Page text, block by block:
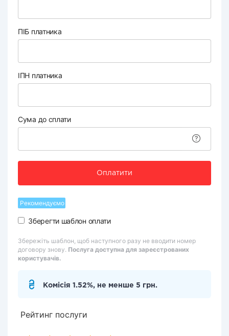
ПІБ платника
ІПН платника
Сума до сплати
Оплатити
Рекомендуємо
Зберегти шаблон оплати
Збережіть шаблон, щоб наступного разу не вводити номер
договору знову. Послуга доступна для зареєстрованих
користувачів.
Комісія 1.52%, не менше 5 грн.
Рейтинг послуги